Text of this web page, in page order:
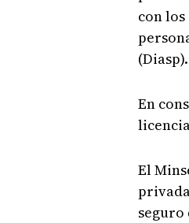
con
(Diasp).
En
El
seguro